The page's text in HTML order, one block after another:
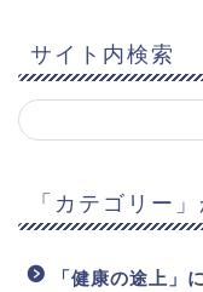
サイト内検索
「カテゴリー
「健康の途上」